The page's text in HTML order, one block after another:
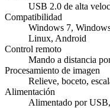
USB 2.0 de alta
Compatibilidad
Windows 7,
Linux, Android
Control remoto
Mando a distancia
Procesamiento de imagen
Relieve, boceto,
Alimentación
Alimentado por